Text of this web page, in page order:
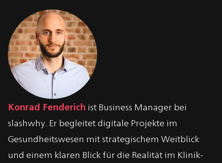
ÜberKonrad Fenderich
Konrad Fenderich ist Business Manager bei
slashwhy. Er begleitet digitale Projekte im
Gesundheitswesen mit strategischem Weitblick
und einem klaren Blick für die Realität im Klinik-